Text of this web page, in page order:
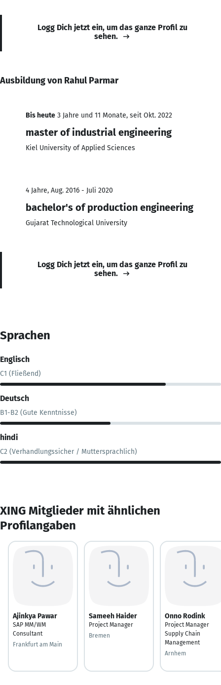
Logg Dich jetzt ein, um das ganze Profil zu
sehen.
Ausbildung von Rahul Parmar
Bis heute 3 Jahre und 11 Monate, seit Okt. 2022
master of industrial engineering
Kiel University of Applied Sciences
4 Jahre, Aug. 2016 - Juli 2020
bachelor's of production engineering
Gujarat Technological University
Logg Dich jetzt ein, um das ganze Profil zu
sehen.
Sprachen
Englisch
C1 (Fließend)
Deutsch
B1-B2 (Gute Kenntnisse)
hindi
C2 (Verhandlungssicher / Muttersprachlich)
XING Mitglieder mit ähnlichen
Profilangaben
Ajinkya Pawar
SAP MM/WM
Consultant
Frankfurt am Main
Sameeh Haider
Project Manager
Bremen
Onno Rodink
Project Manager
Supply Chain
Management
Arnhem